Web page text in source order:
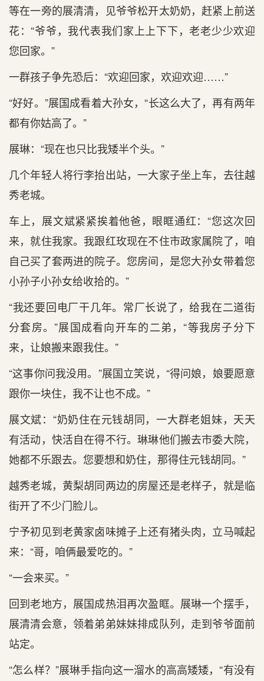
等在一旁的展清清，见爷爷松开太奶奶，赶紧上前送
花：“爷爷，我代表我们家上上下下，老老少少欢迎
您回家。”
一群孩子争先恐后：“欢迎回家，欢迎欢迎……”
“好好。”展国成看着大孙女，“长这么大了，再有两年
都有你姑高了。”
展琳：“现在也只比我矮半个头。”
几个年轻人将行李抬出站，一大家子坐上车，去往越
秀老城。
车上，展文斌紧紧挨着他爸，眼眶通红：“您这次回
来，就住我家。我跟红玫现在不住市政家属院了，咱
自己买了套两进的院子。您房间，是您大孙女带着您
小孙子小孙女给收拾的。”
“我还要回电厂干几年。常厂长说了，给我在二道街
分套房。”展国成看向开车的二弟，“等我房子分下
来，让娘搬来跟我住。”
“这事你问我没用。”展国立笑说，“得问娘，娘要愿意
跟你一块住，我不让也不成。”
展文斌：“奶奶住在元钱胡同，一大群老姐妹，天天
有活动，快活自在得不行。琳琳他们搬去市委大院，
她都不乐跟去。您要想和奶住，那得住元钱胡同。”
越秀老城，黄梨胡同两边的房屋还是老样子，就是临
街开了不少门脸儿。
宁予初见到老黄家卤味摊子上还有猪头肉，立马喊起
来：“哥，咱俩最爱吃的。”
“一会来买。”
回到老地方，展国成热泪再次盈眶。展琳一个摆手，
展清清会意，领着弟弟妹妹排成队列，走到爷爷面前
站定。
“怎么样？”展琳手指向这一溜水的高高矮矮，“有没有